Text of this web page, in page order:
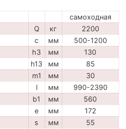
самоходная
Q кг
2200
c мм
500-1200
h3 мм
130
h13 мм
85
m1 мм
30
l мм
990-2390
b1 мм
560
e мм
172
s мм
55